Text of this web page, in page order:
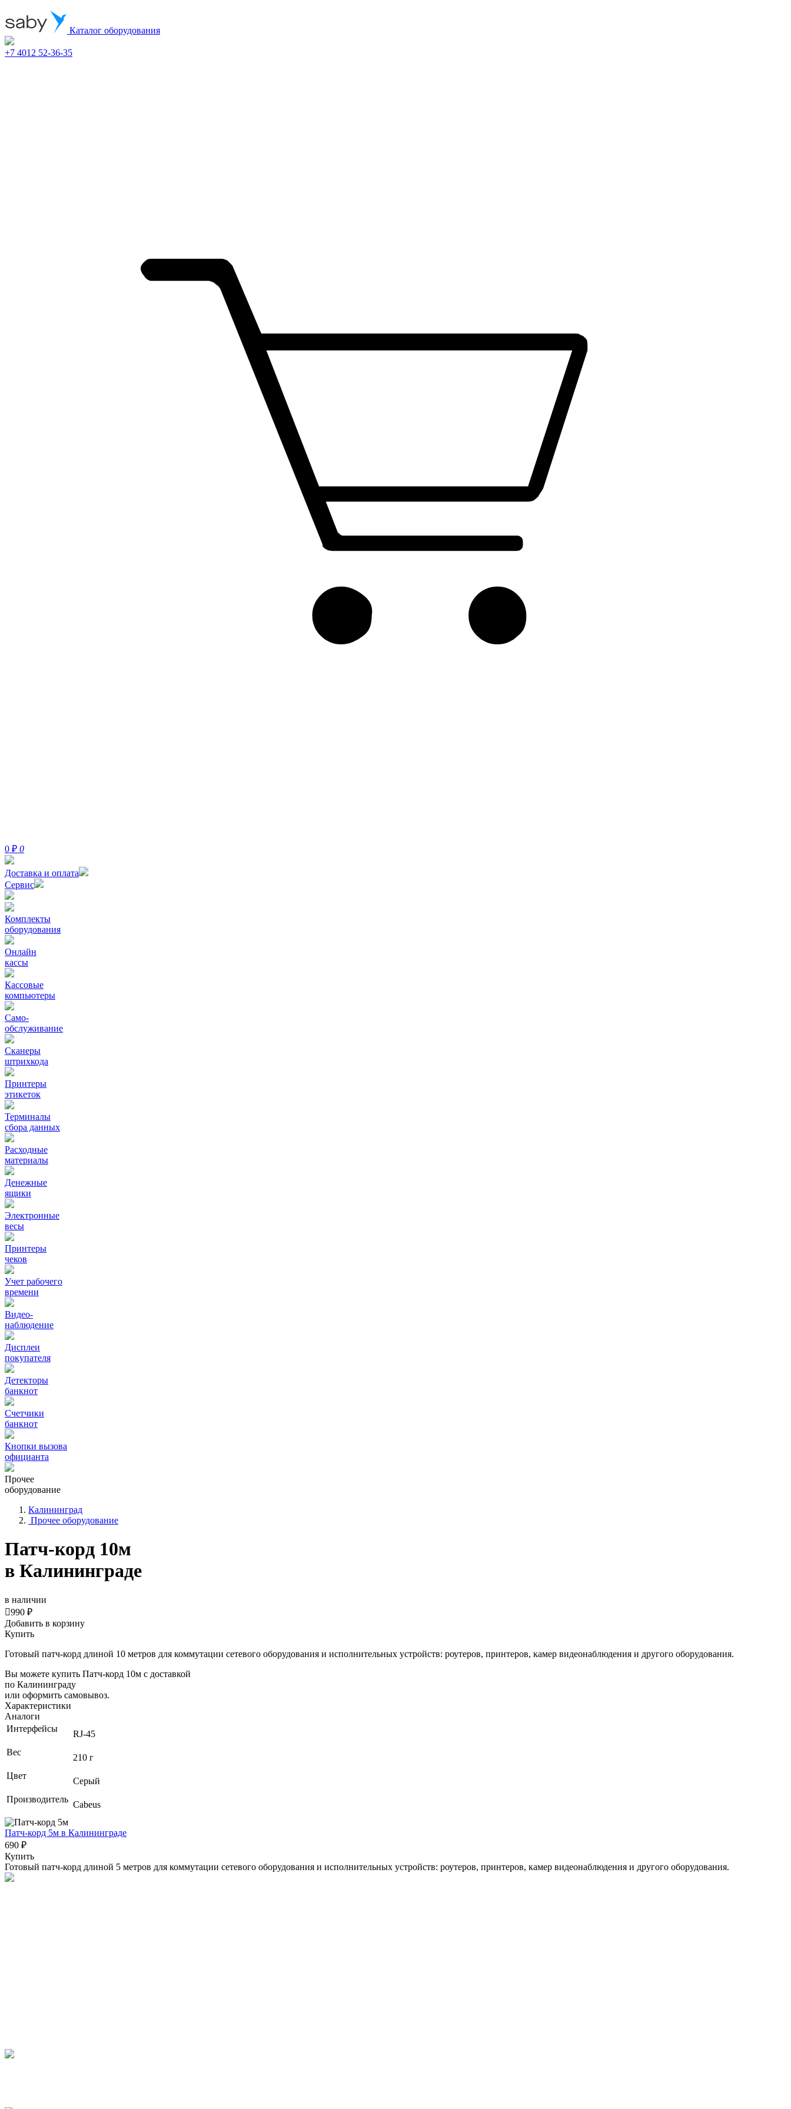
Каталог оборудования
+7 4012 52-36-35
0 ₽ 0
Доставка и оплата
Сервис
Комплекты
оборудования
Онлайн
кассы
Кассовые
компьютеры
Само-
обслуживание
Сканеры
штрихкода
Принтеры
этикеток
Терминалы
сбора данных
Расходные
материалы
Денежные
ящики
Электронные
весы
Принтеры
чеков
Учет рабочего
времени
Видео‑
наблюдение
Дисплеи
покупателя
Детекторы
банкнот
Счетчики
банкнот
Кнопки вызова
официанта
Прочее
оборудование
Калининград
Прочее оборудование
Патч-корд 10м
в Калининграде
в наличии
990 ₽
Добавить в корзину
Купить
Готовый патч-корд длиной 10 метров для коммутации сетевого оборудования и исполнительных устройств: роутеров, принтеров, камер видеонаблюдения и другого оборудования.
Вы можете купить Патч-корд 10м с доставкой
по Калининграду
или оформить самовывоз.
Характеристики
Аналоги
Интерфейсы
RJ-45
Вес
210 г
Цвет
Серый
Производитель
Cabeus
Патч-корд 5м в Калининграде
690 ₽
Купить
Готовый патч-корд длиной 5 метров для коммутации сетевого оборудования и исполнительных устройств: роутеров, принтеров, камер видеонаблюдения и другого оборудования.